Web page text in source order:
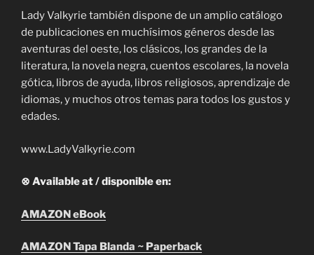
Lady Valkyrie también dispone de un amplio catálogo
de publicaciones en muchísimos géneros desde las
aventuras del oeste, los clásicos, los grandes de la
literatura, la novela negra, cuentos escolares, la novela
gótica, libros de ayuda, libros religiosos, aprendizaje de
idiomas, y muchos otros temas para todos los gustos y
edades.
www.LadyValkyrie.com
⊗ Available at / disponible en:
AMAZON eBook
AMAZON Tapa Blanda ~ Paperback